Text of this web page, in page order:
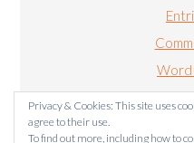
Privacy & Cookies: This site uses
agree to their use.
To find out more, including how to